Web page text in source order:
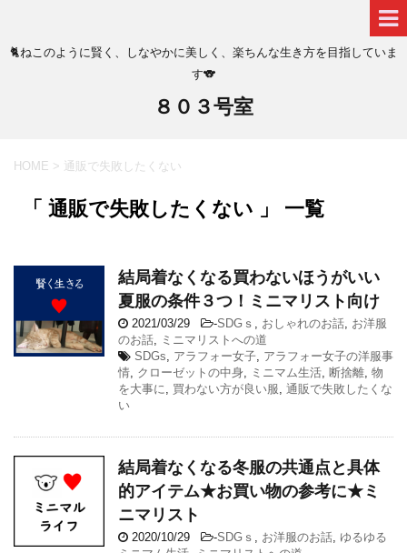
🐈ねこのように賢く、しなやかに美しく、楽ちんな生き方を目指していま
す🐨
８０３号室
HOME > 通販で失敗したくない
「 通販で失敗したくない 」 一覧
結局着なくなる買わないほうがいい
夏服の条件３つ！ミニマリスト向け
2021/03/29 -SDGｓ おしゃれのお話 お洋服
のお話
ミニマリストへの道
SDGs
アラフォー女子 アラフォー女子の洋服事
情 クローゼットの中身 ミニマム生活 断捨離 物
を大事に
買わない方が良い服 通販で失敗したくな
い
結局着なくなる冬服の共通点と具体
的アイテム★お買い物の参考に★ミ
ニマリスト
2020/10/29 -SDGｓ お洋服のお話 ゆるゆる